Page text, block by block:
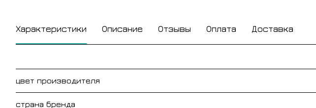
Характеристики Описание Отзывы Оплата Доставка
цвет производителя
страна бренда